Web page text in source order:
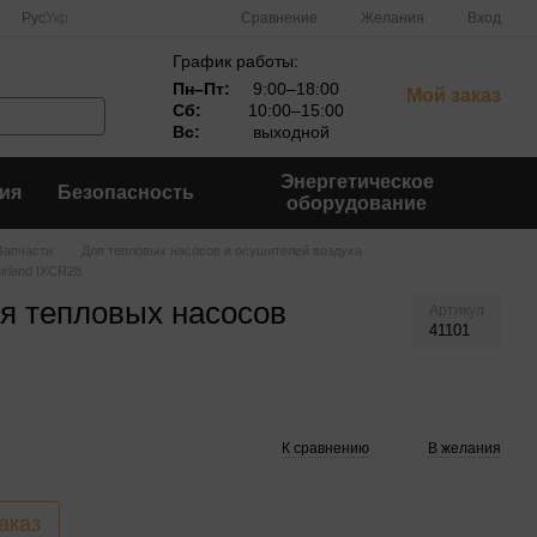
Рус Сравнение Желания Вход
График работы:
Пн–Пт:
9:00–18:00
Сб:
10:00–15:00
Вс:
выходной
Мой заказ
Безопасность
Энергетическое
оборудование
Запчасти
Для тепловых насосов и осушителей воздуха
IXCR28
тепловых насосов
41101
К сравнению В желания